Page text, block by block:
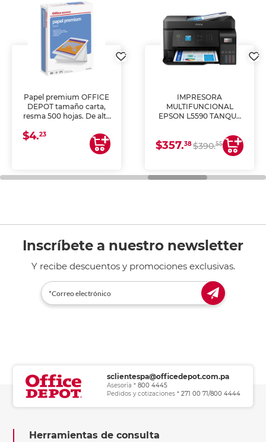
Papel premium OFFICE
DEPOT tamaño carta,
resma 500 hojas. De alta
uniforme, ideal para
impresoras de inyección
de tinta y láser,
general de oficina.
$4.23
IMPRESORA
MULTIFUNCIONAL
EPSON L5590 TANQUE
COPIA Y ESCANEA)
$357.38$390.55
Inscríbete a nuestro newsletter
Y recibe descuentos y promociones exclusivas.
sclientespa@officedepot.com.pa
Asesoría * 800 4445
Pedidos y cotizaciones * 271 00 71/800 4444
Herramientas de consulta